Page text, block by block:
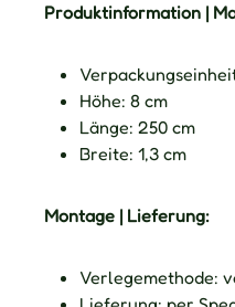
Produktinformation |
Höhe: 8 cm
Länge: 250 cm
Breite: 1,3 cm
Montage | Lieferung:
Verlegemethode: